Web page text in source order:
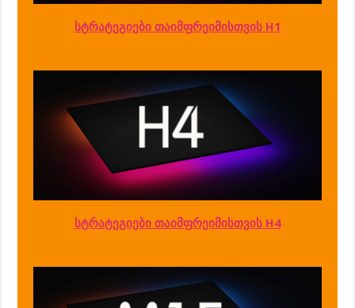
სტრატეგიები თაიმფრეიმისთვის H1
სტრატეგიები თაიმფრეიმისთვის H4